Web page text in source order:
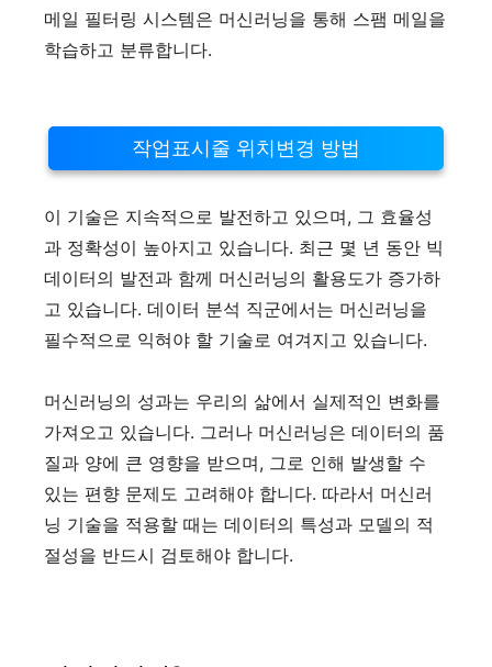
메일 필터링 시스템은 머신러닝을 통해 스팸 메일을
학습하고 분류합니다.
작업표시줄 위치변경 방법
이 기술은 지속적으로 발전하고 있으며, 그 효율성
과 정확성이 높아지고 있습니다. 최근 몇 년 동안 빅
데이터의 발전과 함께 머신러닝의 활용도가 증가하
고 있습니다. 데이터 분석 직군에서는 머신러닝을
필수적으로 익혀야 할 기술로 여겨지고 있습니다.
머신러닝의 성과는 우리의 삶에서 실제적인 변화를
가져오고 있습니다. 그러나 머신러닝은 데이터의 품
질과 양에 큰 영향을 받으며, 그로 인해 발생할 수
있는 편향 문제도 고려해야 합니다. 따라서 머신러
닝 기술을 적용할 때는 데이터의 특성과 모델의 적
절성을 반드시 검토해야 합니다.